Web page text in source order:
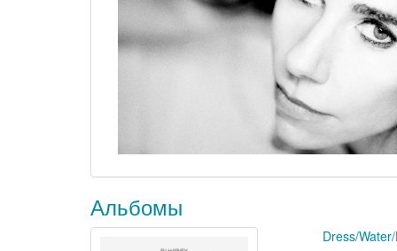
Альбомы
Dress/